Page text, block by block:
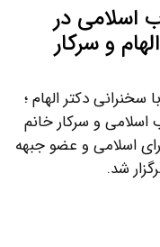
اسلامی در
و سرکار
سخنرانی دکتر الهام ؛
اسلامی و سرکار خانم
اسلامی و عضو جبهه
شد.